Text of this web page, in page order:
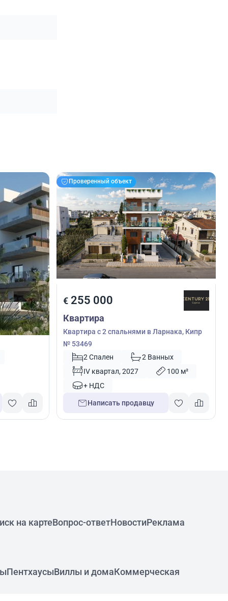
Проверенный объект
€255 000
Квартира
Квартира с 2 спальнями в Ларнака, Кипр
№ 53469
2 Спален
2 Ванных
IV квартал, 2027
100 м²
+ НДС
Написать продавцу
на картеВопрос-ответНовостиРеклама
ПентхаусыВиллы и домаКоммерческая